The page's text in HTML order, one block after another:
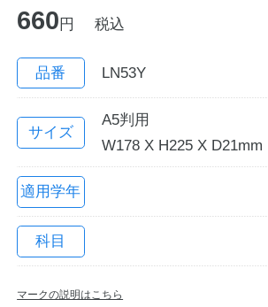
カタログ
English
660 円 税込
品番 LN53Y
サイズ
A5判用
W178 X H225 X D21mm
適用学年
科目
マークの説明はこちら